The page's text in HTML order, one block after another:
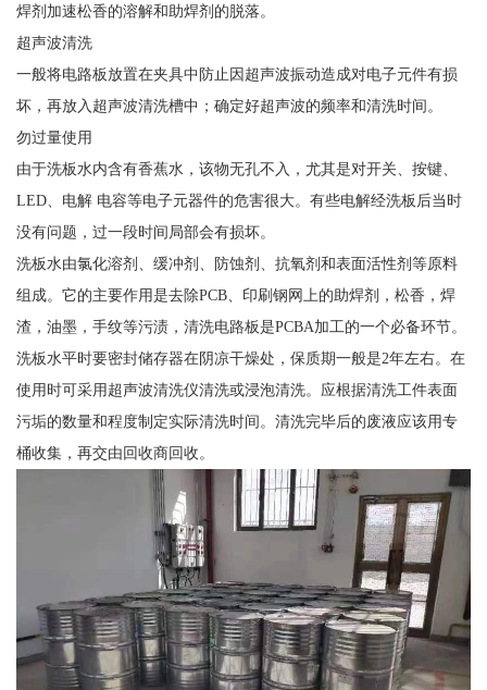
焊剂加速松香的溶解和助焊剂的脱落。
超声波清洗
一般将电路板放置在夹具中防止因超声波振动造成对电子元件有损
坏，再放入超声波清洗槽中；确定好超声波的频率和清洗时间。
勿过量使用
由于洗板水内含有香蕉水，该物无孔不入，尤其是对开关、按键、
LED、电解 电容等电子元器件的危害很大。有些电解经洗板后当时
没有问题，过一段时间局部会有损坏。
洗板水由氯化溶剂、缓冲剂、防蚀剂、抗氧剂和表面活性剂等原料
组成。它的主要作用是去除PCB、印刷钢网上的助焊剂，松香，焊
渣，油墨，手纹等污渍，清洗电路板是PCBA加工的一个必备环节。
洗板水平时要密封储存器在阴凉干燥处，保质期一般是2年左右。在
使用时可采用超声波清洗仪清洗或浸泡清洗。应根据清洗工件表面
污垢的数量和程度制定实际清洗时间。清洗完毕后的废液应该用专
桶收集，再交由回收商回收。